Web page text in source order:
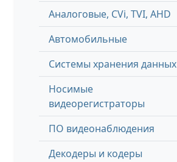
Аналоговые, СVi, TVI, AHD
Автомобильные
Системы хранения данных
Носимые
видеорегистраторы
ПО видеонаблюдения
Декодеры и кодеры